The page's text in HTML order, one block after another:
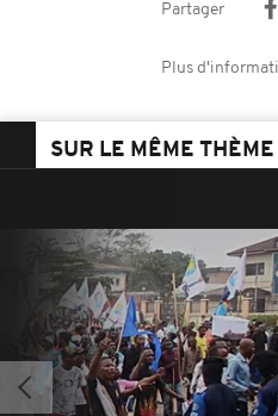
Partager
Plus
SUR LE MÊME THÈME